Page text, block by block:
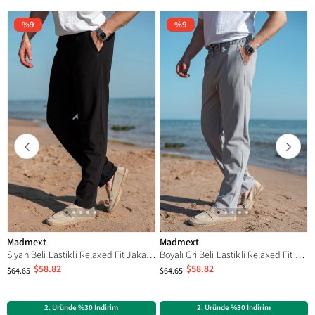
Bel
Normal Bel
Boy / Ölçü
Standart
Model
Düz
Standart
Cep
Çift
Kesim
Rahat Kesim
Ürün Tipi
Düz
Ortam
Günlük
Deri Kalitesi
Parça Mevcut Değil
Paça Boyu
Uzun
Ürün İçeriği
%62 Polyester %35 Viskon %3 Likra
Cinsiyet
Kategori
Pantolon
Madmext
Siyah Beli Lastikli Relaxed Fit Jakarlı Erkek Pantolon E6593
$58.82
$64.65
%9
2. Üründe %30 İndirim
Madmext
Boyalı Gri Beli Lastikli Relaxed Fit Jakarlı Erkek Pantolon E6593
$58.82
$64.65
%9
2. Üründe %30 İndirim